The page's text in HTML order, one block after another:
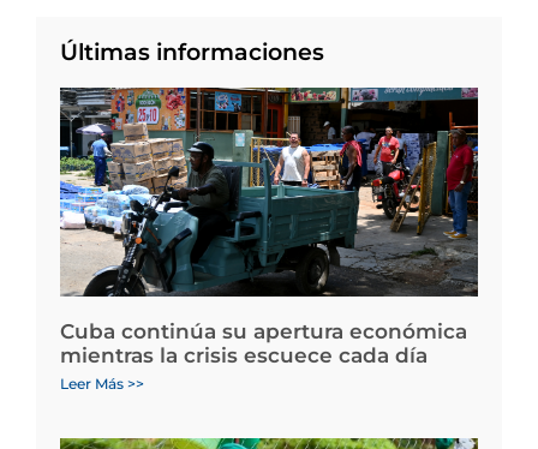
Últimas informaciones
Cuba continúa su apertura económica
mientras la crisis escuece cada día
Leer Más >>